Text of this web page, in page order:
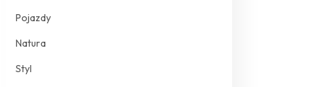
Pojazdy
Natura
Styl